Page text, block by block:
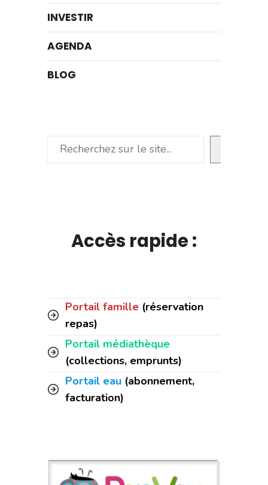
INVESTIR
AGENDA
BLOG
Rechercher
Accès rapide :
Portail famille (réservation
repas)
Portail médiathèque
(collections, emprunts)
Portail eau (abonnement,
facturation)